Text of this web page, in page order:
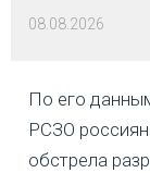
08.08.2026
По его
РСЗО
обстрела